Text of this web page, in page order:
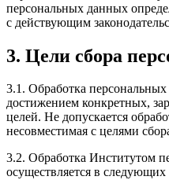
персональных данных
с действующим
3. Цели сбора
3.1. Обработка
достижением конкретных,
целей. Не допускается
несовместимая с целями
3.2. Обработка Институтом
осуществляется в следующих